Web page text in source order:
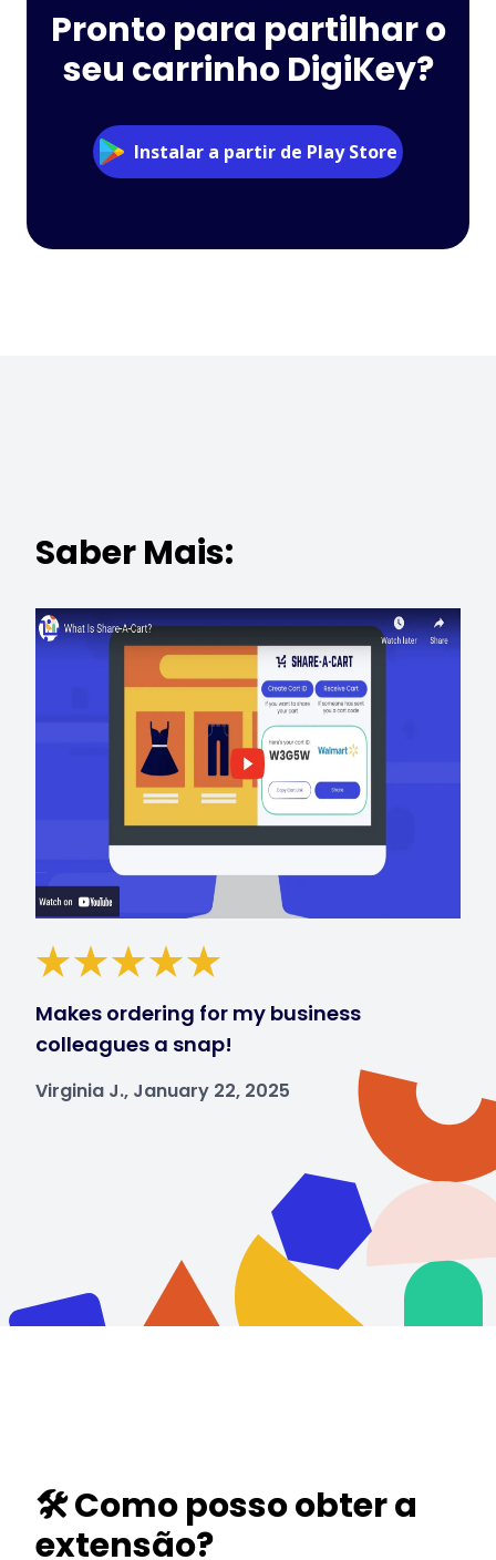
Pronto para partilhar o
seu carrinho DigiKey?
Instalar a partir de Play Store
Saber Mais:
Makes ordering for my business
colleagues a snap!
Virginia J., January 22, 2025
🛠️ Como posso obter a
extensão?